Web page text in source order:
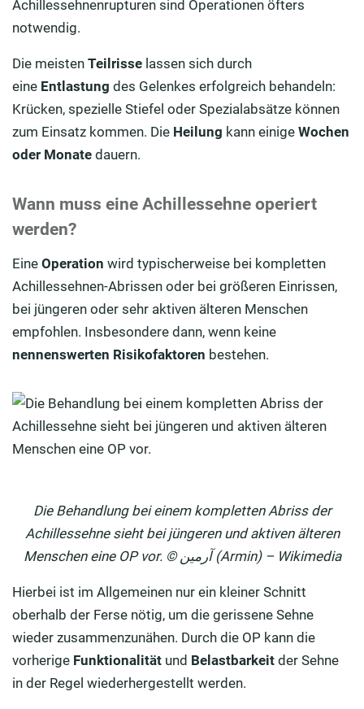
Achillessehnenrupturen sind Operationen öfters
notwendig.
Die meisten Teilrisse lassen sich durch
eine Entlastung des Gelenkes erfolgreich behandeln:
Krücken, spezielle Stiefel oder Spezialabsätze können
zum Einsatz kommen. Die Heilung kann einige Wochen
oder Monate dauern.
Wann muss eine Achillessehne operiert
werden?
Eine Operation wird typischerweise bei kompletten
Achillessehnen-Abrissen oder bei größeren Einrissen,
bei jüngeren oder sehr aktiven älteren Menschen
empfohlen. Insbesondere dann, wenn keine
nennenswerten Risikofaktoren bestehen.
Die Behandlung bei einem kompletten Abriss der
Achillessehne sieht bei jüngeren und aktiven älteren
Menschen eine OP vor. © آرمین (Armin) – Wikimedia
Hierbei ist im Allgemeinen nur ein kleiner Schnitt
oberhalb der Ferse nötig, um die gerissene Sehne
wieder zusammenzunähen. Durch die OP kann die
vorherige Funktionalität und Belastbarkeit der Sehne
in der Regel wiederhergestellt werden.